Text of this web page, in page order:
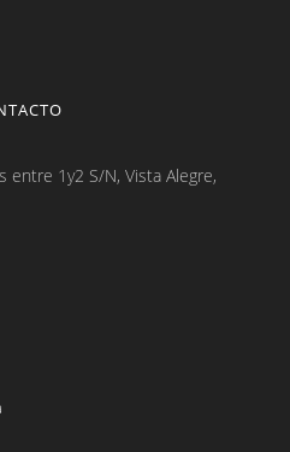
entre 1y2 S/N, Vista Alegre,